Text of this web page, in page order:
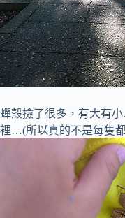
蟬殼撿了很多，有大有
裡…(所以真的不是每隻